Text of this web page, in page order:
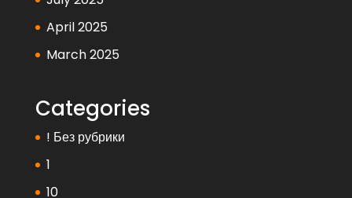
April 2025
March 2025
Categories
! Без рубрики
1
10